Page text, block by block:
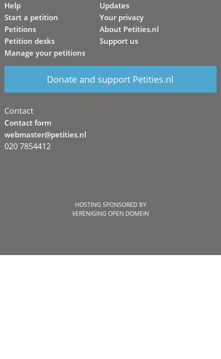
Help
Start a petition
Petitions
Petition desks
Manage your petitions
Updates
Your privacy
About Petities.nl
Support us
Donate and support Petities.nl
Contact
Contact form
webmaster@petities.nl
020 7854412
HOSTING SPONSORED BY
VERENIGING OPEN DOMEIN